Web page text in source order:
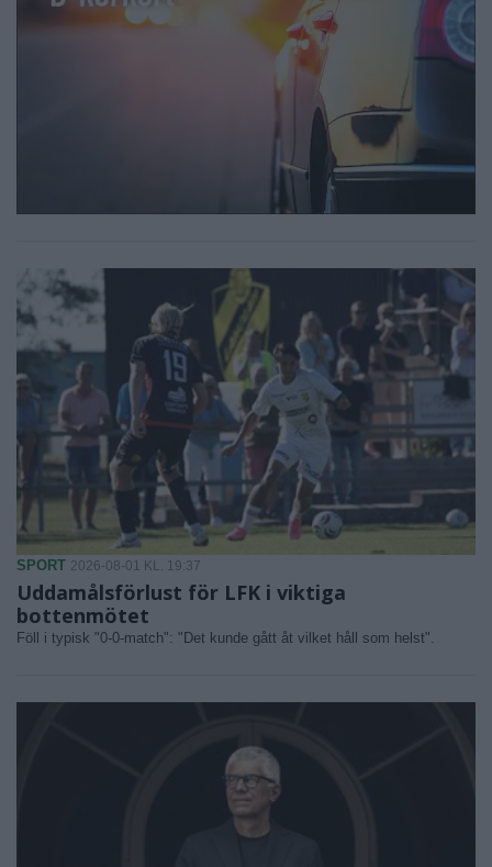
SPORT 2026-08-01 KL. 19:37
Uddamålsförlust för LFK i viktiga
bottenmötet
Föll i typisk "0-0-match": "Det kunde gått åt vilket håll som helst".